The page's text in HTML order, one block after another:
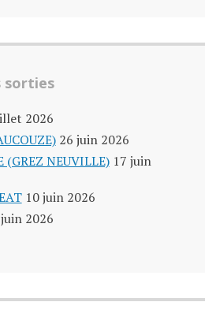
sorties
2026
26 juin 2026
(GREZ NEUVILLE) 17 juin
10 juin 2026
2026